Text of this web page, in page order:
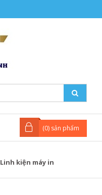
(0) sản phẩm
Linh kiện máy in